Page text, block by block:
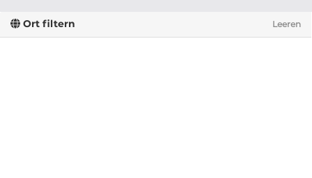
Ort filtern Leeren